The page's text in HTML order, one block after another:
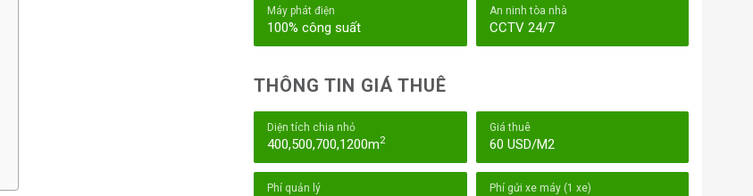
Máy phát điện
100% công suất
An ninh tòa nhà
CCTV 24/7
THÔNG TIN GIÁ THUÊ
Diện tích chia nhỏ
400,500,700,1200m2
Giá thuê
60 USD/M2
Phí quản lý Phí gửi xe máy (1 xe)